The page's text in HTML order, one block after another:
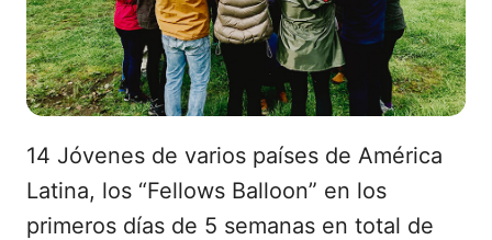
14 Jóvenes de varios países de América
Latina, los “Fellows Balloon” en los
primeros días de 5 semanas en total de